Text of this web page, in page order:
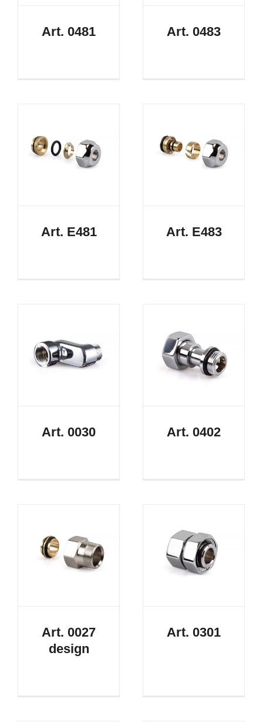
Art. 0481 Art. 0483
Art. E481 Art. E483
Art. 0030 Art. 0402
Art. 0027
design
Art. 0301